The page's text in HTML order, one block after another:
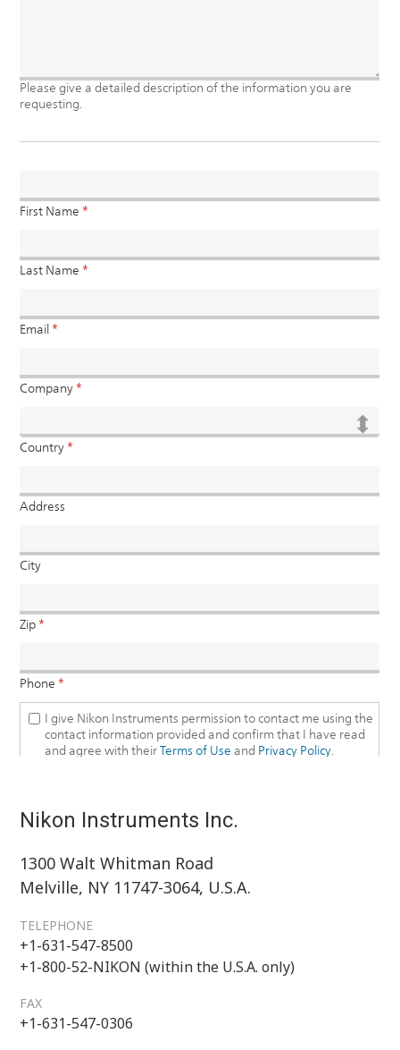
Nikon Instruments Inc.
1300 Walt Whitman Road
Melville, NY 11747-3064, U.S.A.
TELEPHONE
+1-631-547-8500
+1-800-52-NIKON (within the U.S.A. only)
FAX
+1-631-547-0306